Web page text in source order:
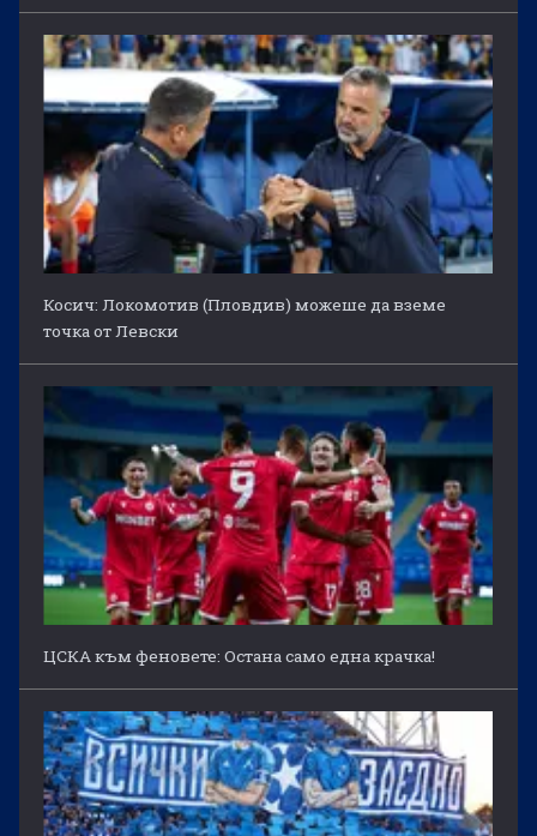
Косич: Локомотив (Пловдив) можеше да вземе
точка от Левски
ЦСКА към феновете: Остана само една крачка!